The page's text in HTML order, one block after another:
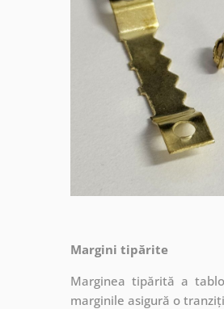
Margini tipărite
Marginea tipărită a
marginile asigură o